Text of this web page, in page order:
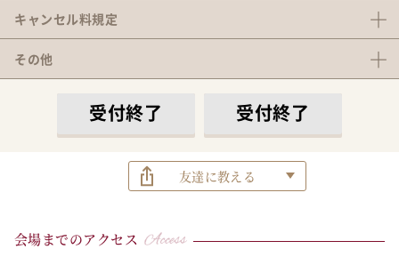
キャンセル料規定
その他
受付終了 受付終了
友達に教える
会場までのアクセス